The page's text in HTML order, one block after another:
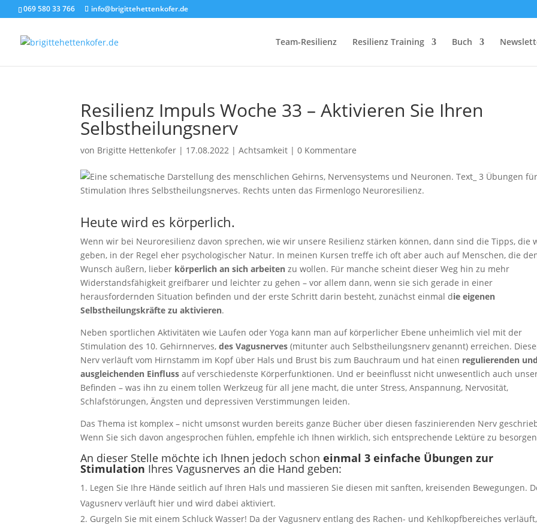
069 580 33 766 info@brigittehettenkofer.de
Team-Resilienz Resilienz Training Buch
Resilienz Impuls Woche 33 – Aktivieren Sie Ihren
Selbstheilungsnerv
von Brigitte Hettenkofer | 17.08.2022 |Achtsamkeit |0 Kommentare
Heute wird es körperlich.
Wenn wir bei Neuroresilienz davon sprechen, wie wir unsere Resilienz stärken können, dann sind die Tipps, die
geben, in der Regel eher psychologischer Natur. In meinen Kursen treffe ich oft aber auch auf Menschen, die
Wunsch äußern, lieber körperlich an sich arbeiten zu wollen. Für manche scheint dieser Weg hin zu mehr
Widerstandsfähigkeit greifbarer und leichter zu gehen – vor allem dann, wenn sie sich gerade in einer
herausfordernden Situation befinden und der erste Schritt darin besteht, zunächst einmal die eigenen
Selbstheilungskräfte zu aktivieren.
Neben sportlichen Aktivitäten wie Laufen oder Yoga kann man auf körperlicher Ebene unheimlich viel mit der
Stimulation des 10. Gehirnnerves,des Vagusnerves (mitunter auch Selbstheilungsnerv genannt) erreichen.
Nerv verläuft vom Hirnstamm im Kopf über Hals und Brust bis zum Bauchraum und hat einen regulierenden und
ausgleichenden Einfluss auf verschiedenste Körperfunktionen. Und er beeinflusst nicht unwesentlich auch
Befinden – was ihn zu einem tollen Werkzeug für all jene macht, die unter Stress, Anspannung, Nervosität,
Schlafstörungen, Ängsten und depressiven Verstimmungen leiden.
Das Thema ist komplex – nicht umsonst wurden bereits ganze Bücher über diesen faszinierenden Nerv
Wenn Sie sich davon angesprochen fühlen, empfehle ich Ihnen wirklich, sich entsprechende Lektüre zu
An dieser Stelle möchte ich Ihnen jedoch schoneinmal 3 einfache Übungen zur
Stimulation Ihres Vagusnerves an die Hand geben:
Legen Sie Ihre Hände seitlich auf Ihren Hals und massieren Sie diesen mit sanften, kreisenden Bewegungen.
Vagusnerv verläuft hier und wird dabei aktiviert.
Gurgeln Sie mit einem Schluck Wasser! Da der Vagusnerv entlang des Rachen- und Kehlkopfbereiches verläuft,